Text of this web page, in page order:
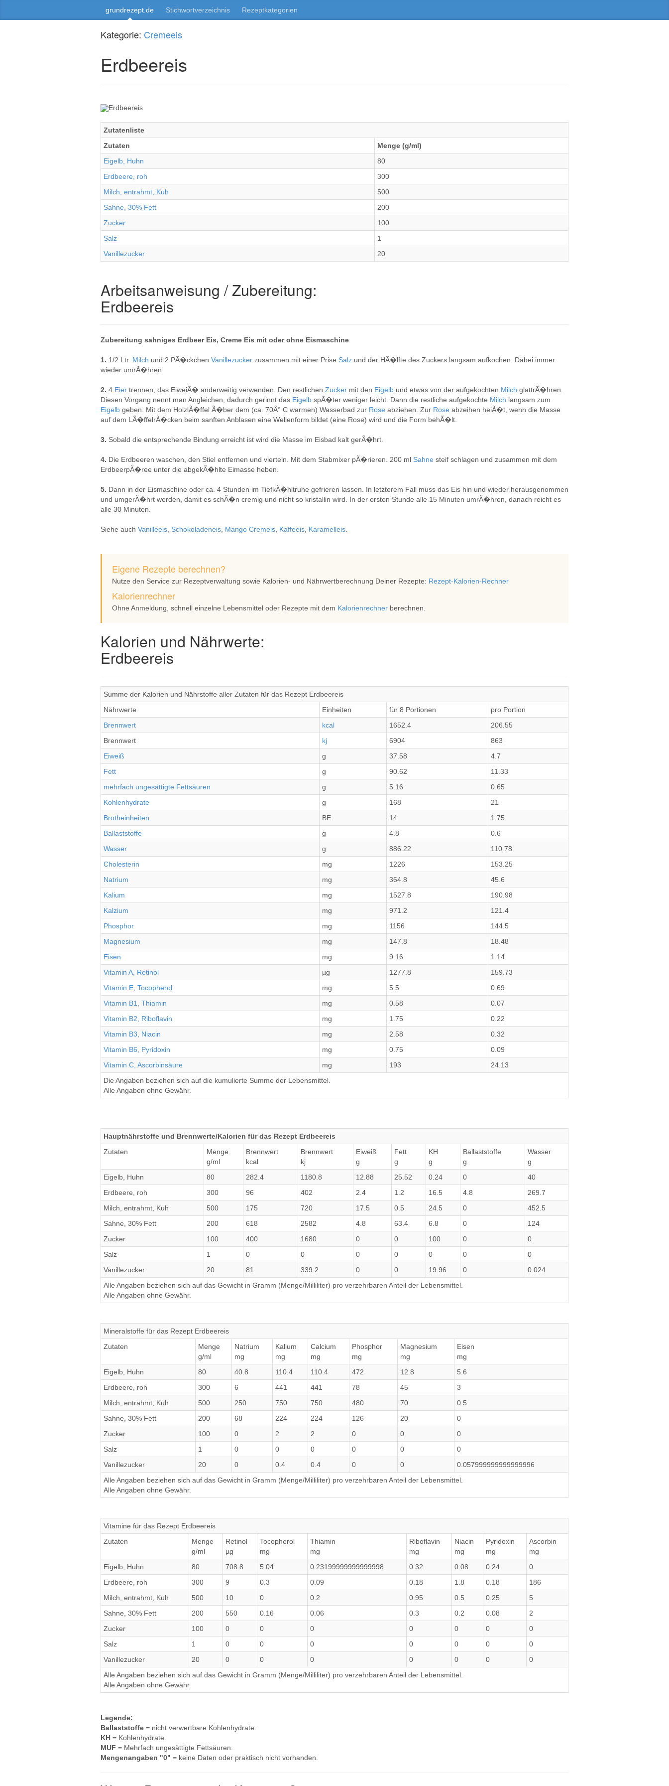
grundrezept.de Stichwortverzeichnis Rezeptkategorien
Kategorie: Cremeeis
Erdbeereis
Zutatenliste
Zutaten
Menge (g/ml)
Eigelb, Huhn
80
Erdbeere, roh
300
Milch, entrahmt, Kuh
500
Sahne, 30% Fett
200
Zucker
100
Salz
1
Vanillezucker
20
Arbeitsanweisung / Zubereitung:
Erdbeereis
Zubereitung sahniges Erdbeer Eis, Creme Eis mit oder ohne Eismaschine
1. 1/2 Ltr. Milch und 2 PÃ�ckchen Vanillezucker zusammen mit einer Prise Salz und der HÃ�lfte des Zuckers langsam aufkochen. Dabei immer
wieder umrÃ�hren.
2. 4 Eier trennen, das EiweiÃ� anderweitig verwenden. Den restlichen Zucker mit den Eigelb und etwas von der aufgekochten Milch glattrÃ�hren.
Diesen Vorgang nennt man Angleichen, dadurch gerinnt das Eigelb spÃ�ter weniger leicht. Dann die restliche aufgekochte Milch langsam zum
Eigelb geben. Mit dem HolzlÃ�ffel Ã�ber dem (ca. 70Â° C warmen) Wasserbad zur Rose abziehen. Zur Rose abzeihen heiÃ�t, wenn die Masse
auf dem LÃ�ffelrÃ�cken beim sanften Anblasen eine Wellenform bildet (eine Rose) wird und die Form behÃ�lt.
3. Sobald die entsprechende Bindung erreicht ist wird die Masse im Eisbad kalt gerÃ�hrt.
4. Die Erdbeeren waschen, den Stiel entfernen und vierteln. Mit dem Stabmixer pÃ�rieren. 200 ml Sahne steif schlagen und zusammen mit dem
ErdbeerpÃ�ree unter die abgekÃ�hlte Eimasse heben.
5. Dann in der Eismaschine oder ca. 4 Stunden im TiefkÃ�hltruhe gefrieren lassen. In letzterem Fall muss das Eis hin und wieder herausgenommen
und umgerÃ�hrt werden, damit es schÃ�n cremig und nicht so kristallin wird. In der ersten Stunde alle 15 Minuten umrÃ�hren, danach reicht es
alle 30 Minuten.
Siehe auch Vanilleeis Schokoladeneis Mango Cremeis Kaffeeis Karamelleis
Eigene Rezepte berechnen?
Nutze den Service zur Rezeptverwaltung sowie Kalorien- und Nährwertberechnung Deiner Rezepte: Rezept-Kalorien-Rechner
Kalorienrechner
Ohne Anmeldung, schnell einzelne Lebensmittel oder Rezepte mit dem Kalorienrechner berechnen.
Kalorien und Nährwerte:
Erdbeereis
Summe der Kalorien und Nährstoffe aller Zutaten für das Rezept Erdbeereis
Nährwerte
Einheiten für 8 Portionen
pro Portion
Brennwert
kcal 1652.4
206.55
Brennwert
kj 6904
863
Eiweiß
g 37.58
4.7
Fett
g 90.62
11.33
mehrfach ungesättigte Fettsäuren
g 5.16
0.65
Kohlenhydrate
g 168
21
Brotheinheiten
BE 14
1.75
Ballaststoffe
g 4.8
0.6
Wasser
g 886.22
110.78
Cholesterin
mg 1226
153.25
Natrium
mg 364.8
45.6
Kalium
mg 1527.8
190.98
Kalzium
mg 971.2
121.4
Phosphor
mg 1156
144.5
Magnesium
mg 147.8
18.48
Eisen
mg 9.16
1.14
Vitamin A, Retinol
µg 1277.8
159.73
Vitamin E, Tocopherol
mg 5.5
0.69
Vitamin B1, Thiamin
mg 0.58
0.07
Vitamin B2, Riboflavin
mg 1.75
0.22
Vitamin B3, Niacin
mg 2.58
0.32
Vitamin B6, Pyridoxin
mg 0.75
0.09
Vitamin C, Ascorbinsäure
mg 193
24.13
Die Angaben beziehen sich auf die kumulierte Summe der Lebensmittel.
Alle Angaben ohne Gewähr.
Hauptnährstoffe und Brennwerte/Kalorien für das Rezept Erdbeereis
Zutaten
Menge
g/ml
Brennwert
kcal
Brennwert
kj
Eiweiß
g
Fett
g
KH
g
Ballaststoffe
g
Wasser
g
Eigelb, Huhn
80 282.4 1180.8 12.88 25.52 0.24 0
40
Erdbeere, roh
300 96 402 2.4 1.2 16.5 4.8
269.7
Milch, entrahmt, Kuh
500 175 720 17.5 0.5 24.5 0
452.5
Sahne, 30% Fett
200 618 2582 4.8 63.4 6.8 0
124
Zucker
100 400 1680 0 0 100 0
0
Salz
1 0 0 0 0 0 0
0
Vanillezucker
20 81 339.2 0 0 19.96 0
0.024
Alle Angaben beziehen sich auf das Gewicht in Gramm (Menge/Milliliter) pro verzehrbaren Anteil der Lebensmittel.
Alle Angaben ohne Gewähr.
Mineralstoffe für das Rezept Erdbeereis
Zutaten
Menge
g/ml
Natrium
mg
Kalium
mg
Calcium
mg
Phosphor
mg
Magnesium
mg
Eisen
mg
Eigelb, Huhn
80 40.8 110.4 110.4 472 12.8
5.6
Erdbeere, roh
300 6 441 441 78 45
3
Milch, entrahmt, Kuh
500 250 750 750 480 70
0.5
Sahne, 30% Fett
200 68 224 224 126 20
0
Zucker
100 0 2 2 0 0
0
Salz
1 0 0 0 0 0
0
Vanillezucker
20 0 0.4 0.4 0 0
0.057999999999999996
Alle Angaben beziehen sich auf das Gewicht in Gramm (Menge/Milliliter) pro verzehrbaren Anteil der Lebensmittel.
Alle Angaben ohne Gewähr.
Vitamine für das Rezept Erdbeereis
Zutaten
Menge
g/ml
Retinol
µg
Tocopherol
mg
Thiamin
mg
Riboflavin
mg
Niacin
mg
Pyridoxin
mg
Ascorbin
mg
Eigelb, Huhn
80 708.8 5.04 0.23199999999999998 0.32 0.08 0.24
0
Erdbeere, roh
300 9 0.3 0.09 0.18 1.8 0.18
186
Milch, entrahmt, Kuh
500 10 0 0.2 0.95 0.5 0.25
5
Sahne, 30% Fett
200 550 0.16 0.06 0.3 0.2 0.08
2
Zucker
100 0 0 0 0 0 0
0
Salz
1 0 0 0 0 0 0
0
Vanillezucker
20 0 0 0 0 0 0
0
Alle Angaben beziehen sich auf das Gewicht in Gramm (Menge/Milliliter) pro verzehrbaren Anteil der Lebensmittel.
Alle Angaben ohne Gewähr.
Legende:
Ballaststoffe = nicht verwertbare Kohlenhydrate.
KH = Kohlenhydrate.
MUF = Mehrfach ungesättigte Fettsäuren.
Mengenangaben "0" = keine Daten oder praktisch nicht vorhanden.